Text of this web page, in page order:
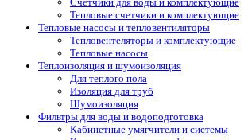
Тепловые счетчики и комплектующие
Тепловые насосы и тепловентиляторы
Тепловентеляторы и комплектующие
Тепловые насосы
Теплоизоляция и шумоизоляция
Для теплого пола
Изоляция для труб
Шумоизоляция
Фильтры для воды и водоподготовка
Кабинетные умягчители и системы